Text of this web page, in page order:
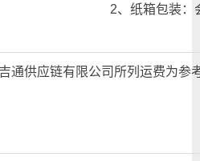
2、纸箱包装：
通供应链有限公司所列运费为参